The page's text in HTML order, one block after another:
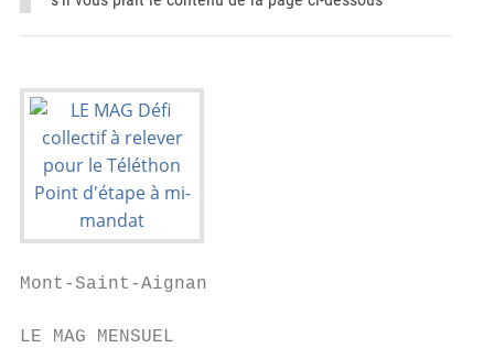
Mont-Saint-Aignan
LE MAG MENSUEL